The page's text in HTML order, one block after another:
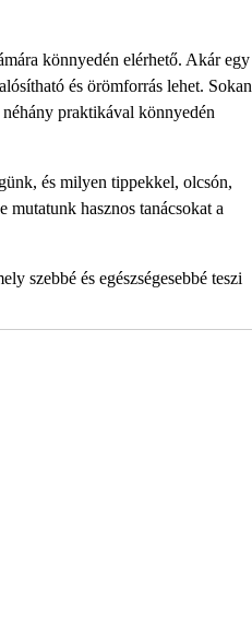
könnyedén elérhető. Akár egy
és örömforrás lehet. Sokan
praktikával könnyedén
és milyen tippekkel, olcsón,
hasznos tanácsokat a
szebbé és egészségesebbé teszi